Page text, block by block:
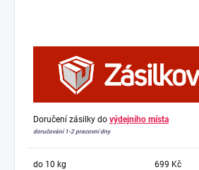
Doručení zásilky do výdejního místa
doručování 1-2 pracovní dny
do 10 kg 699 Kč